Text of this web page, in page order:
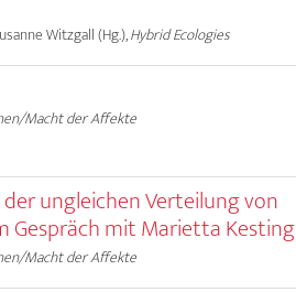
Witzgall (Hg.),Hybrid Ecologies
Macht der Affekte
ungleichen Verteilung von
Gespräch mit Marietta Kesting
Macht der Affekte